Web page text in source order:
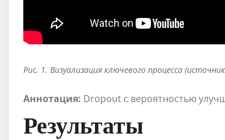
Рис. 1. Визуализация ключевого процесса
Аннотация: Dropout с вероятностью
Результаты